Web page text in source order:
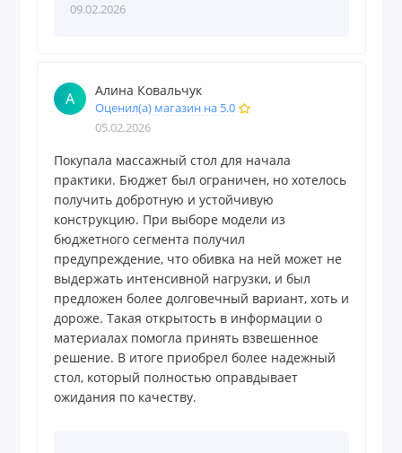
09.02.2026
А Алина Ковальчук
Оценил(а) магазин на 5.0
05.02.2026
Покупала массажный стол для начала
практики. Бюджет был ограничен, но хотелось
получить добротную и устойчивую
конструкцию. При выборе модели из
бюджетного сегмента получил
предупреждение, что обивка на ней может не
выдержать интенсивной нагрузки, и был
предложен более долговечный вариант, хоть и
дороже. Такая открытость в информации о
материалах помогла принять взвешенное
решение. В итоге приобрел более надежный
стол, который полностью оправдывает
ожидания по качеству.